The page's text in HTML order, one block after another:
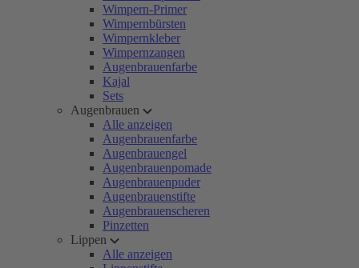
Wimpern-Primer
Wimpernbürsten
Wimpernkleber
Wimpernzangen
Augenbrauenfarbe
Kajal
Sets
Augenbrauen
Alle anzeigen
Augenbrauenfarbe
Augenbrauengel
Augenbrauenpomade
Augenbrauenpuder
Augenbrauenstifte
Augenbrauenscheren
Pinzetten
Lippen
Alle anzeigen